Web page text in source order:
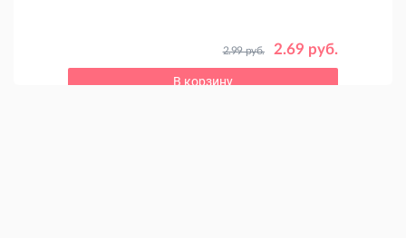
2.69 руб.
2.99 руб.
В корзину